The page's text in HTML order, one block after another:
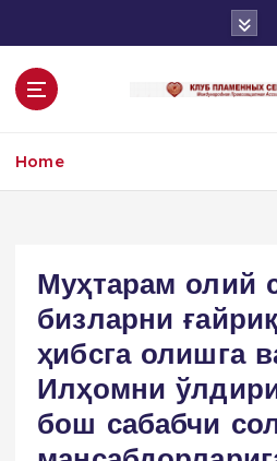
o
Home
Муҳтарам олий
бизларни
ҳибсга олишга
Илҳомни
бош сабабчи